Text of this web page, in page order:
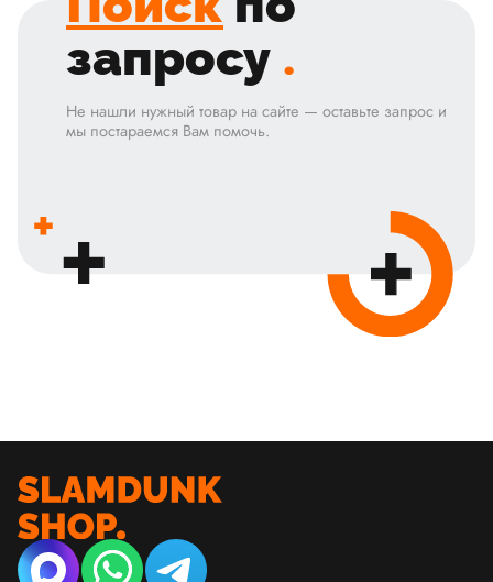
запросу .
Не нашли нужный товар на сайте — оставьте запрос и
мы постараемся Вам помочь.